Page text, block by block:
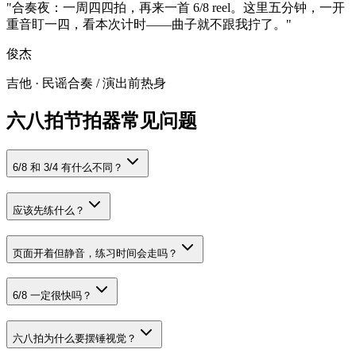
"合奏夜：一周四四拍，再来一首 6/8 reel。这里五分钟，一开
重音盯一四，看本次计时——曲子就不跟我拧了。 "
俊杰
吉他 · 民谣合奏 /演出前热身
六八拍节拍器常见问题
6/8 和 3/4 有什么不同？
应该先练什么？
页面开着但静音，练习时间会走吗？
6/8 一定很快吗？
六八拍为什么要摆锤视觉？